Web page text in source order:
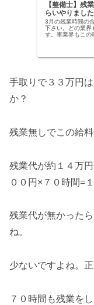
【整備士】残
らいやりました
3月の残業時間の
下さい。どの業界
す。車業界もこの
検の台数も多く
手取りで３３万円
か？
残業無しでこの給
残業代が約１４万
００円×７０時間=
残業代が無かった
ね。
少ないですよね。
７０時間も残業を